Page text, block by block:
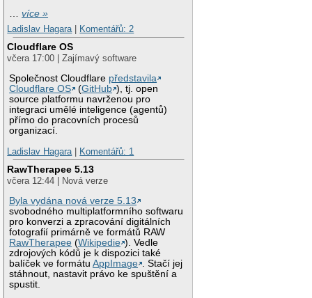
…více »
Ladislav Hagara
Komentářů: 2
Cloudflare OS
včera 17:00 | Zajímavý software
Společnost Cloudflare představila
Cloudflare OS
(GitHub ), tj. open
source platformu navrženou pro
integraci umělé inteligence (agentů)
přímo do pracovních procesů
organizací.
Ladislav Hagara
Komentářů: 1
RawTherapee 5.13
včera 12:44 | Nová verze
Byla vydána nová verze 5.13
svobodného multiplatformního softwaru
pro konverzi a zpracování digitálních
fotografií primárně ve formátů RAW
RawTherapee (Wikipedie ). Vedle
zdrojových kódů je k dispozici také
balíček ve formátuAppImage . Stačí jej
stáhnout, nastavit právo ke spuštění a
spustit.